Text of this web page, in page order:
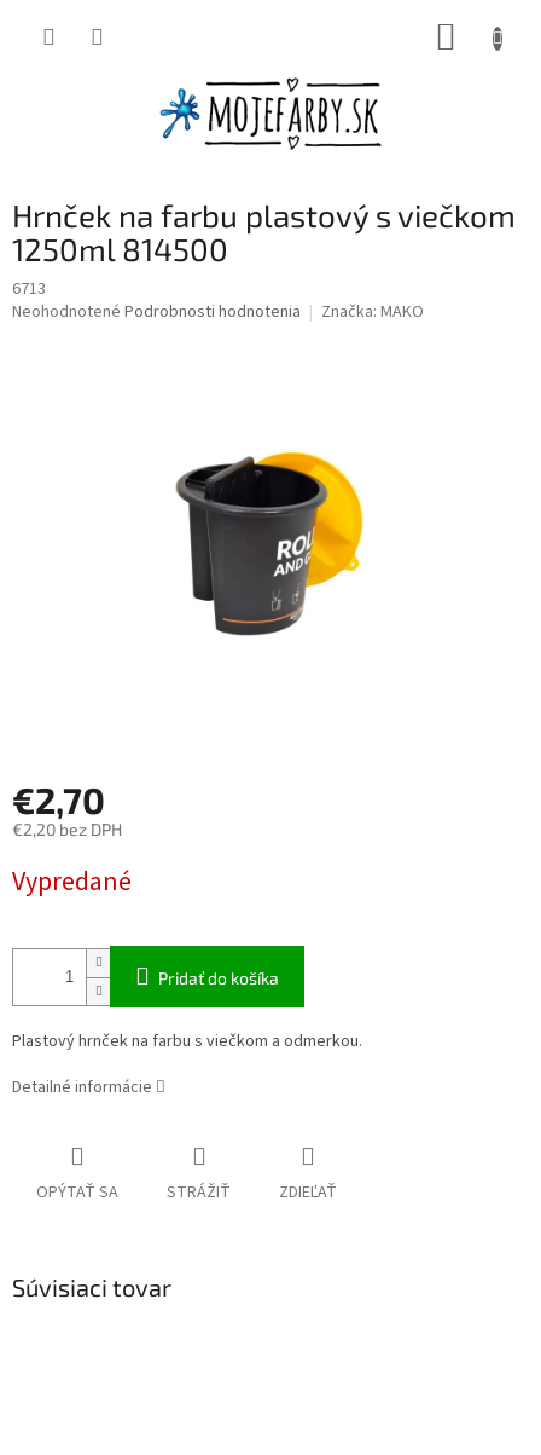
Hrnček na farbu plastový s viečkom
1250ml 814500
6713
Priemerné
Neohodnotené Podrobnosti hodnotenia Značka: MAKO
€2,70
€2,20 bez DPH
cena:
Vypredané
Pridať do košíka
Plastový hrnček na farbu s viečkom a odmerkou.
Detailné informácie
OPÝTAŤ SA STRÁŽIŤ ZDIEĽAŤ
Súvisiaci tovar